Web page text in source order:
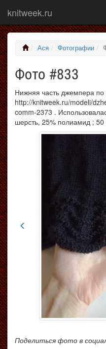
knitweek.ru
Ася Фотографии
Фото #833
Нижняя часть джемпера
http://knitweek.ru/modeli/
comm-2373 .
шерсть, 25% полиамид ; 50
Поделиться фото в